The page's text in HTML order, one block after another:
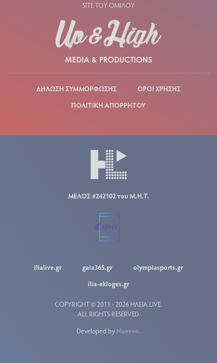
SITE ΤΟΥ ΟΜΙΛΟΥ
ΔΗΛΩΣΗ ΣΥΜΜΟΡΦΩΣΗΣ
ΟΡΟΙ ΧΡΗΣΗΣ
ΠΟΛΙΤΙΚΗ ΑΠΟΡΡΗΤΟΥ
ΜΕΛΟΣ #242102 του Μ.Η.Τ.
ilialive.gr gaia365.gr
olympiasports.gr
ilia-ekloges.gr
COPYRIGHT © 2011 - 2026 ΗΛΕΙΑ LIVE.
ALL RIGHTS RESERVED.
Developed by Nuevvo.